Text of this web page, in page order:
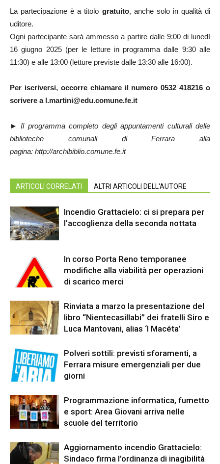
La partecipazione è a titolo gratuito, anche solo in qualità di
uditore.
Ogni partecipante sarà ammesso a partire dalle 9:00 di lunedì
16 giugno 2025 (per le letture in programma dalle 9:30 alle
11:30) e alle 13:00 (letture previste dalle 13:30 alle 16:00).
Per iscriversi, occorre chiamare il numero 0532 418216 o
scrivere a l.martini@edu.comune.fe.it
►
Il programma completo degli appuntamenti culturali delle
biblioteche comunali di Ferrara alla
pagina: http://archibiblio.comune.fe.it
ARTICOLI CORRELATI ALTRI ARTICOLI DELL'AUTORE
Incendio Grattacielo: ci si prepara per
l’accoglienza della seconda nottata
In corso Porta Reno temporanee
modifiche alla viabilità per operazioni
di scarico merci
Rinviata a marzo la presentazione del
libro “Nientecasillabi” dei fratelli Siro e
Luca Mantovani, alias ‘I Macéta’
Polveri sottili: previsti sforamenti, a
Ferrara misure emergenziali per due
giorni
Programmazione informatica, fumetto
e sport: Area Giovani arriva nelle
scuole del territorio
Aggiornamento incendio Grattacielo:
Sindaco firma l’ordinanza di inagibilità